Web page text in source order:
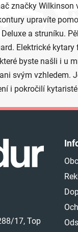
značky
upravíte
a struníku.
Elektrické
byste našli i u
svým vzhledem.
i pokročilí
17, Top